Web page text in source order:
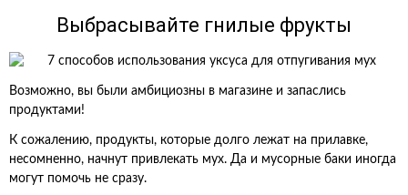
Выбрасывайте гнилые фрукты
Возможно, вы были амбициозны в магазине и запаслись
продуктами!
К сожалению, продукты, которые долго лежат на прилавке,
несомненно, начнут привлекать мух. Да и мусорные баки иногда
могут помочь не сразу.